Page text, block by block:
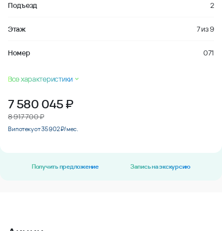
Подъезд 2
Этаж 7из9
Номер 071
Все характеристики
7 580 045₽
8 917 700 ₽
В ипотеку от 35 902 ₽/мес.
Получить предложение Запись на экскурсию